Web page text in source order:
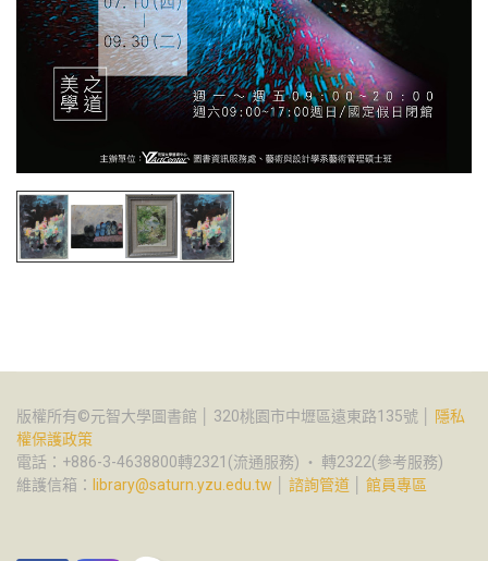
版權所有©元智大學圖書館 │ 320桃園市中壢區遠東路135號 │
隱私
權保護政策
電話：+886-3-4638800轉2321(流通服務) ‧ 轉2322(參考服務)
維護信箱： library@saturn.yzu.edu.tw 諮詢管道 館員專區